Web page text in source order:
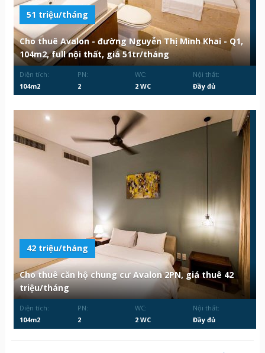
51 triệu/tháng
Cho thuê Avalon - đường Nguyễn Thị Minh Khai - Q1,
104m2, full nội thất, giá 51tr/tháng
Diện tích:
104m2
PN:
2
WC:
2 WC
Nội thất:
Đầy đủ
42 triệu/tháng
Cho thuê căn hộ chung cư Avalon 2PN, giá thuê 42
triệu/tháng
Diện tích:
104m2
PN:
2
WC:
2 WC
Nội thất:
Đầy đủ